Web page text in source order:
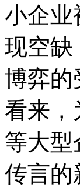
小企业
现空缺
博弈的
看来，
等大型
传言的